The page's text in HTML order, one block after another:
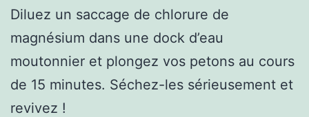
Diluez un saccage de chlorure de
magnésium dans une dock d’eau
moutonnier et plongez vos petons au cours
de 15 minutes. Séchez-les sérieusement et
revivez !